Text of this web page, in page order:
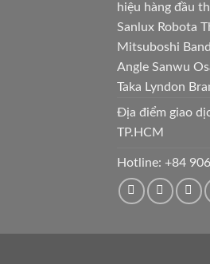
hiệu hàng đầu
Sanlux Robota
Mitsuboshi
Angle Sanwu
Taka Lyndon
Địa điểm giao
TP.HCM
Hotline: +84